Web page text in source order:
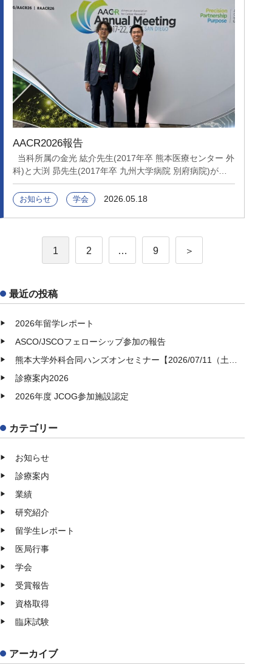
AACR2026報告
科)と大渕 昴先生(2017年卒 九州大学病院 別府病院)が、
American Association for Cancer Research(AACR)
Annual Meetingに参加しました。 4月19日(火)〜22日(金)
の日程で学会発表やディスカッション等を行い、最新の免
ができ、大変有意義な研修となったようでした。#熊本大
学 #外科 #消化器外科 #医学研究 #国際学会 #AACR
お知らせ 学会 2026.05.18
ペ
ー
ジ
送
り
1 2 … 9 ＞
最近の投稿
2026年留学レポート
ASCO/JSCOフェローシップ参加の報告
熊本大学外科合同ハンズオンセミナー【2026/07/11（土）】開催
診療案内2026
2026年度 JCOG参加施設認定
カテゴリー
お知らせ
診療案内
業績
研究紹介
留学生レポート
医局行事
学会
受賞報告
資格取得
臨床試験
アーカイブ